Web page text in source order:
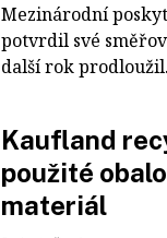
Mezinárodní
potvrdil své
další rok
Kaufland
použité
materiál